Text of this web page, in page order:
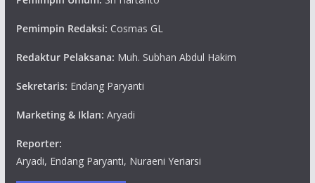
Pemimpin Redaksi: Cosmas GL
Redaktur Pelaksana: Muh. Subhan Abdul Hakim
Sekretaris: Endang Paryanti
Marketing & Iklan: Aryadi
Reporter:
Aryadi, Endang Paryanti, Nuraeni Yeriarsi